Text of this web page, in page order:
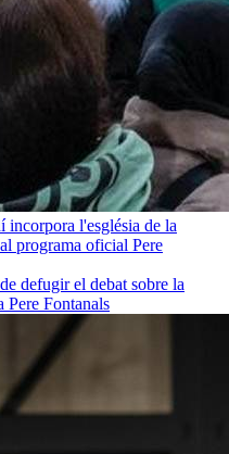
l'església de la
programa oficial Pere
defugir el debat sobre la
Pere Fontanals